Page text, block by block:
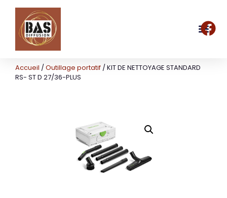
Accueil /Outillage portatif / KIT DE NETTOYAGE STANDARD
RS- ST D 27/36-PLUS